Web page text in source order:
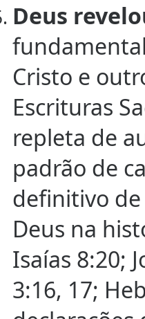
Deus
Cristo e
Escrituras
repleta de
padrão de
definitivo
Deus na
Isaías 8:20;
3:16, 17;